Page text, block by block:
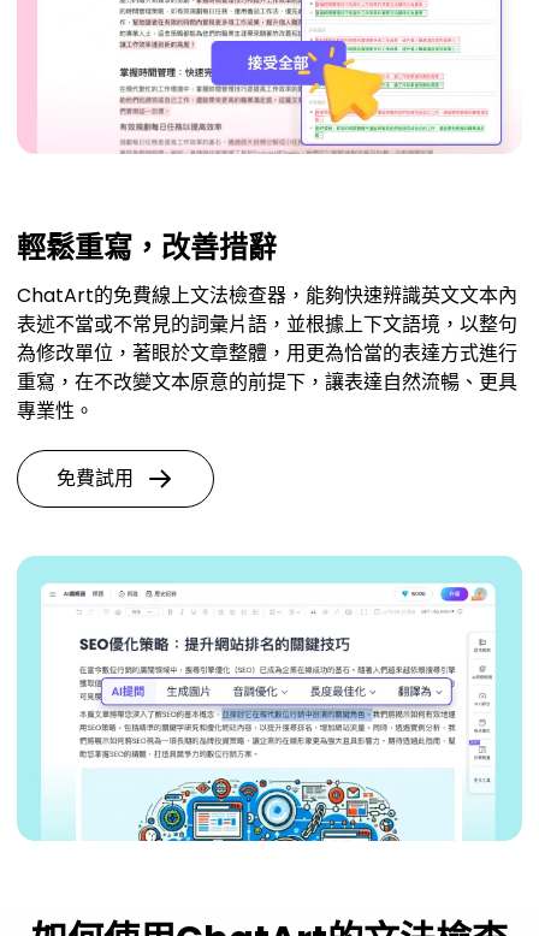
輕鬆重寫，改善措辭
ChatArt的免費線上文法檢查器，能夠快速辨識英文文本內
表述不當或不常見的詞彙片語，並根據上下文語境，以整句
為修改單位，著眼於文章整體，用更為恰當的表達方式進行
重寫，在不改變文本原意的前提下，讓表達自然流暢、更具
專業性。
免費試用